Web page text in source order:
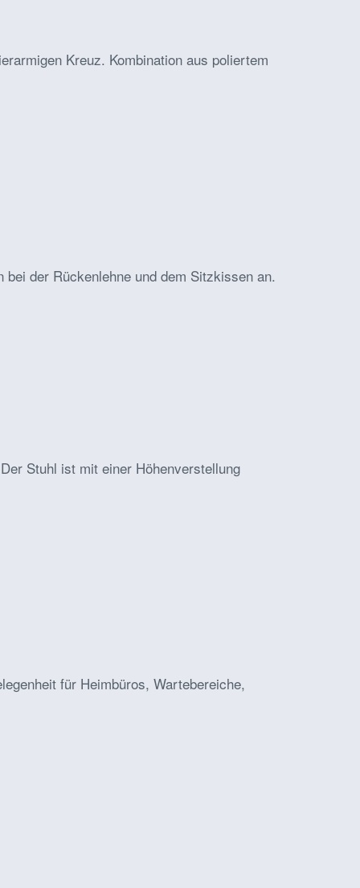
Kreuz. Kombination aus poliertem
der Rückenlehne und dem Sitzkissen an.
Stuhl ist mit einer Höhenverstellung
für Heimbüros, Wartebereiche,